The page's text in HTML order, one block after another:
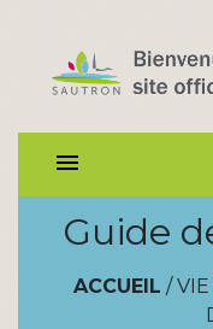
menu
Guide
ACCUEIL /